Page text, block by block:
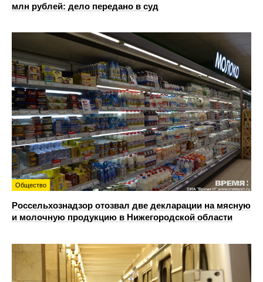
млн рублей: дело передано в суд
Общество
Россельхознадзор отозвал две декларации на мясную
и молочную продукцию в Нижегородской области